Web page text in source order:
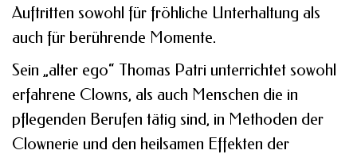
Auftritten sowohl für fröhliche Unterhaltung als
auch für berührende Momente.
Sein „alter ego“ Thomas Patri unterrichtet sowohl
erfahrene Clowns, als auch Menschen die in
pflegenden Berufen tätig sind, in Methoden der
Clownerie und den heilsamen Effekten der